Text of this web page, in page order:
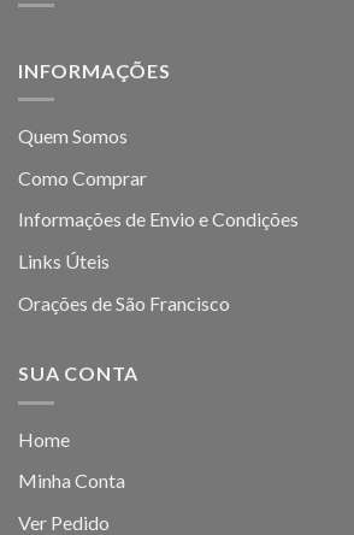
INFORMAÇÕES
Quem Somos
Como Comprar
Informações de Envio e Condições
Links Úteis
Orações de São Francisco
SUA CONTA
Home
Minha Conta
Ver Pedido